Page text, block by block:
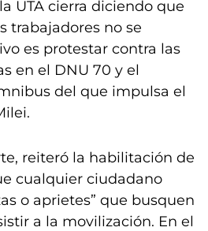
UTA cierra diciendo que
trabajadores no se
es protestar contra las
en el DNU 70 y el
del que impulsa el
reiteró la habilitación de
cualquier ciudadano
o aprietes” que busquen
a la movilización. En el